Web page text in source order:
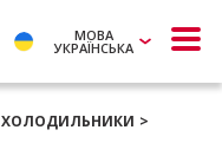
МОВА
УКРАЇНСЬКА
ХОЛОДИЛЬНИКИ